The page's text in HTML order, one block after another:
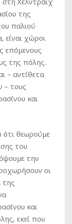
της
παλιού
χώροι
επόμενους
της πόλης.
– αντίθετα
– τους
και
ότι θεωρούμε
του
την
οι
της
και
εκεί που